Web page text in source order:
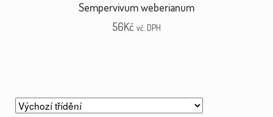
Sempervivum weberianum
56Kč vč. DPH